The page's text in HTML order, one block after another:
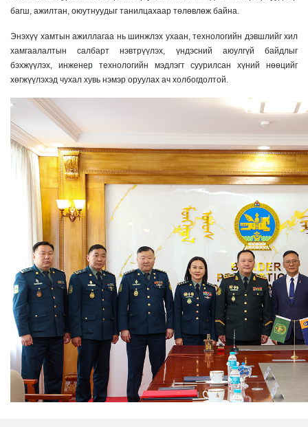
багш, ажилтан, оюутнуудыг танилцахаар төлөвлөж байна.
Энэхүү хамтын ажиллагаа нь шинжлэх ухаан, технологийн дэвшлийг хил
хамгаалалтын салбарт нэвтрүүлэх, үндэсний аюулгүй байдлыг
бэхжүүлэх, инженер технологийн мэдлэгт суурилсан хүний нөөцийг
хөгжүүлэхэд чухал хувь нэмэр оруулах ач холбогдолтой.